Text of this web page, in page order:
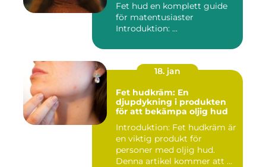
Fet hud en komplett guide
för matentusiaster
Introduktion: ...
18. jan
Fet hudkräm: En
djupdykning i produkten
för att bekämpa oljig hud
Introduktion: Fet hudkräm är
en viktig produkt för
personer med oljig hud.
Denna artikel kommer att ...